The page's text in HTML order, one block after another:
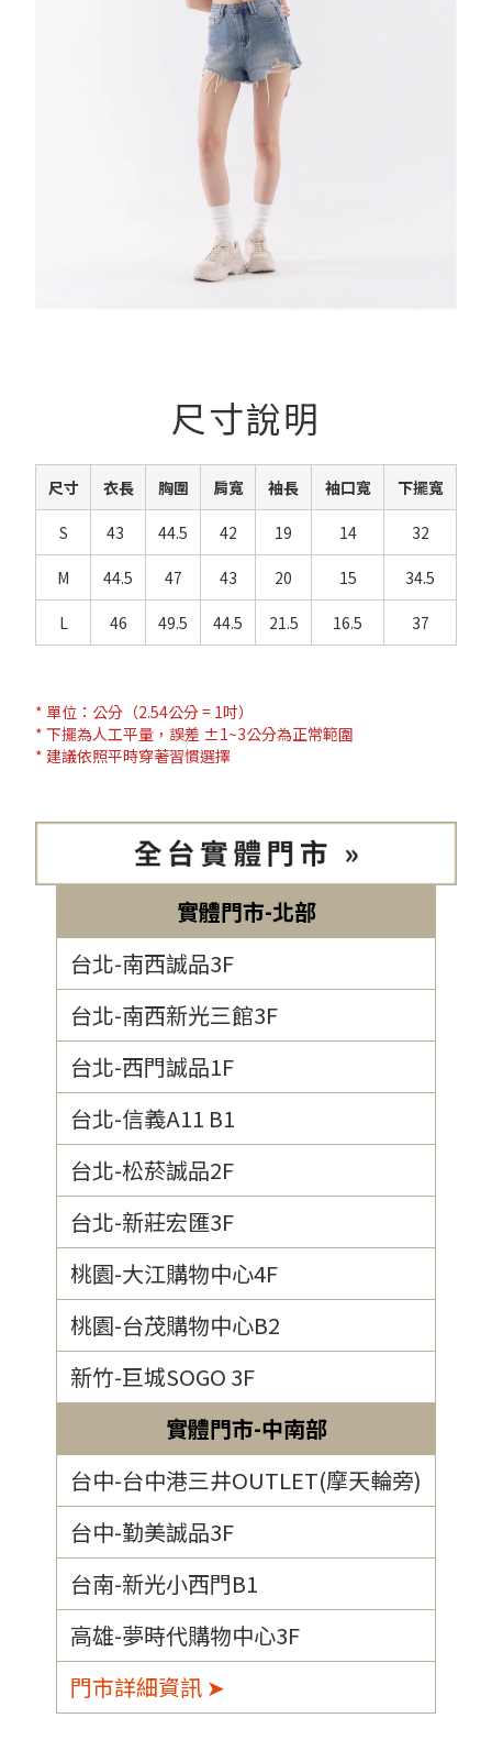
尺寸說明
尺寸 衣長 胸圍 肩寬 袖長 袖口寬 下擺寬
S 43 44.5 42 19 14 32
M 44.5 47 43 20 15 34.5
L 46 49.5 44.5 21.5 16.5 37
* 單位：公分（2.54公分 = 1吋）
* 下擺為人工平量，誤差 ±1~3公分為正常範圍
* 建議依照平時穿著習慣選擇
實體門市-北部
台北-南西誠品3F
台北-南西新光三館3F
台北-西門誠品1F
台北-信義A11 B1
台北-松菸誠品2F
台北-新莊宏匯3F
桃園-大江購物中心4F
桃園-台茂購物中心B2
新竹-巨城SOGO 3F
實體門市-中南部
台中-台中港三井OUTLET(摩天輪旁)
台中-勤美誠品3F
台南-新光小西門B1
高雄-夢時代購物中心3F
門市詳細資訊 ➤